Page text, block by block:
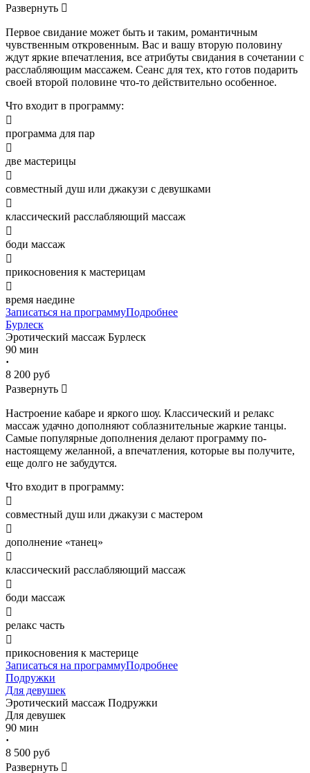
Развернуть 
Первое свидание может быть и таким, романтичным
чувственным откровенным. Вас и вашу вторую половину
ждут яркие впечатления, все атрибуты свидания в сочетании с
расслабляющим массажем. Сеанс для тех, кто готов подарить
своей второй половине что-то действительно особенное.
Что входит в программу:

программа для пар

две мастерицы

совместный душ или джакузи с девушками

классический расслабляющий массаж

боди массаж

прикосновения к мастерицам

время наедине
Записаться на программуПодробнее
Бурлеск
Эротический массаж Бурлеск
90 мин
·
8 200 руб
Развернуть 
Настроение кабаре и яркого шоу. Классический и релакс
массаж удачно дополняют соблазнительные жаркие танцы.
Самые популярные дополнения делают программу по-
настоящему желанной, а впечатления, которые вы получите,
еще долго не забудутся.
Что входит в программу:

совместный душ или джакузи с мастером

дополнение «танец»

классический расслабляющий массаж

боди массаж

релакс часть

прикосновения к мастерице
Записаться на программуПодробнее
Подружки
Для девушек
Эротический массаж Подружки
Для девушек
90 мин
·
8 500 руб
Развернуть 